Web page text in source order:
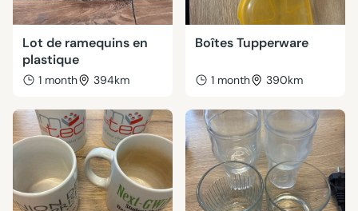
Lot de ramequins en
plastique
1 month 394km
Boîtes Tupperware
1 month 390km